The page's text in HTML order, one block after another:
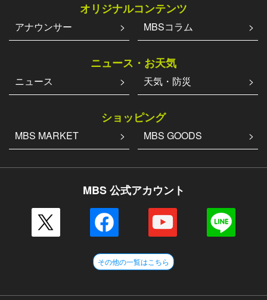
オリジナルコンテンツ
アナウンサー MBSコラム
ニュース・お天気
ニュース 天気・防災
ショッピング
MBS MARKET MBS GOODS
MBS 公式アカウント
その他の一覧はこちら